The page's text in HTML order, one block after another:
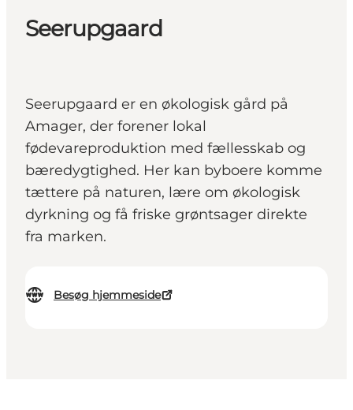
Seerupgaard
Seerupgaard er en økologisk gård på
Amager, der forener lokal
fødevareproduktion med fællesskab og
bæredygtighed. Her kan byboere komme
tættere på naturen, lære om økologisk
dyrkning og få friske grøntsager direkte
fra marken.
Besøg hjemmeside